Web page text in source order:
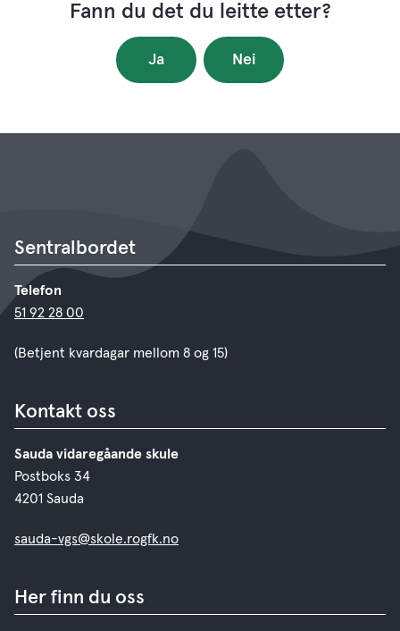
Fann du det du leitte etter?
Ja Nei
Sentralbordet
Telefon
51 92 28 00
(Betjent kvardagar mellom 8 og 15)
Kontakt oss
Sauda vidaregåande skule
Postboks 34
4201 Sauda
sauda-vgs@skole.rogfk.no
Her finn du oss